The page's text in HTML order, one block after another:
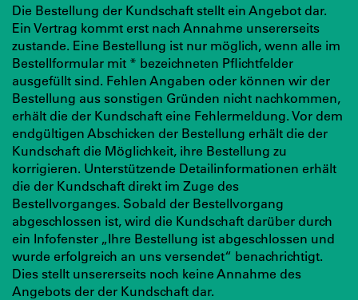
Die Bestellung der Kundschaft stellt ein Angebot dar.
Ein Vertrag kommt erst nach Annahme unsererseits
zustande. Eine Bestellung ist nur möglich, wenn alle im
Bestellformular mit * bezeichneten Pflichtfelder
ausgefüllt sind. Fehlen Angaben oder können wir der
Bestellung aus sonstigen Gründen nicht nachkommen,
erhält die der Kundschaft eine Fehlermeldung. Vor dem
endgültigen Abschicken der Bestellung erhält die der
Kundschaft die Möglichkeit, ihre Bestellung zu
korrigieren. Unterstützende Detailinformationen erhält
die der Kundschaft direkt im Zuge des
Bestellvorganges. Sobald der Bestellvorgang
abgeschlossen ist, wird die Kundschaft darüber durch
ein Infofenster „Ihre Bestellung ist abgeschlossen und
wurde erfolgreich an uns versendet“ benachrichtigt.
Dies stellt unsererseits noch keine Annahme des
Angebots der der Kundschaft dar.